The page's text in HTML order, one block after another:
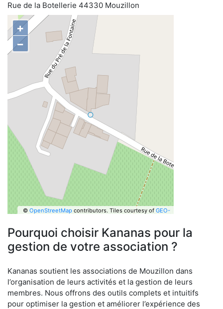
Rue de la Botellerie 44330 Mouzillon
+
−
© OpenStreetMapcontributors. Tiles courtesy of GEO-
Pourquoi choisir Kananas pour la
gestion de votre association ?
Kananas soutient les associations de Mouzillon dans
l’organisation de leurs activités et la gestion de leurs
membres. Nous offrons des outils complets et intuitifs
pour optimiser la gestion et améliorer l’expérience des